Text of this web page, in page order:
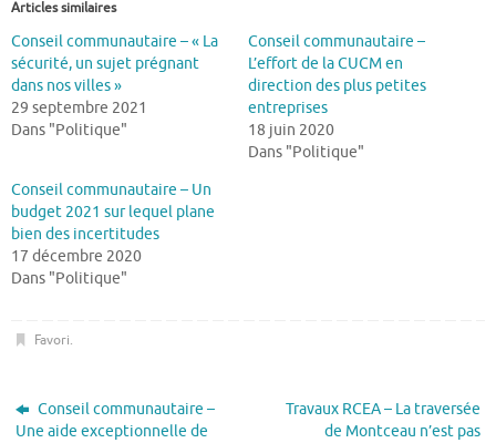
Articles similaires
Conseil communautaire – « La
sécurité, un sujet prégnant
dans nos villes »
29 septembre 2021
Dans "Politique"
Conseil communautaire –
L’effort de la CUCM en
direction des plus petites
entreprises
18 juin 2020
Dans "Politique"
Conseil communautaire – Un
budget 2021 sur lequel plane
bien des incertitudes
17 décembre 2020
Dans "Politique"
Favori.
Conseil communautaire –
Une aide exceptionnelle de
Travaux RCEA – La traversée
de Montceau n’est pas